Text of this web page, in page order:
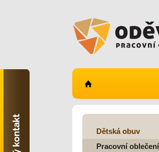
Dětská obuv
Pracovní oblečení
Kontaktujte nás
info@odevy-pilar.cz